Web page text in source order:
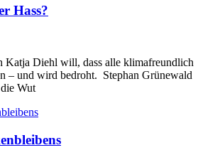
Hass?
Katja Diehl will, dass alle klimafreundlich
– und wird bedroht. Stephan Grünewald
Wut